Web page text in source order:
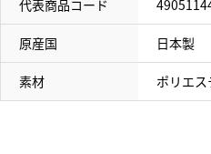
代表商品コード
原産国 日本製
素材 ポリエ